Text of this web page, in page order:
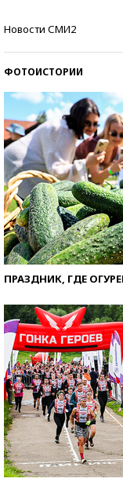
Новости СМИ2
ФОТОИСТОРИИ
ПРАЗДНИК, ГДЕ